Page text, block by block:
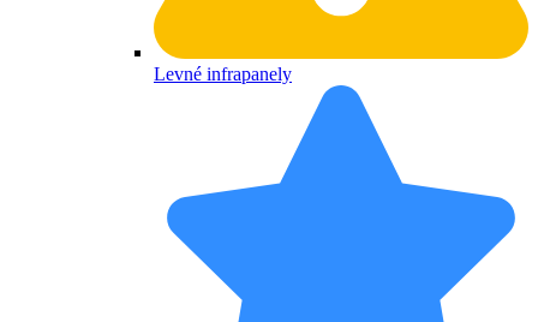
Levné infrapanely